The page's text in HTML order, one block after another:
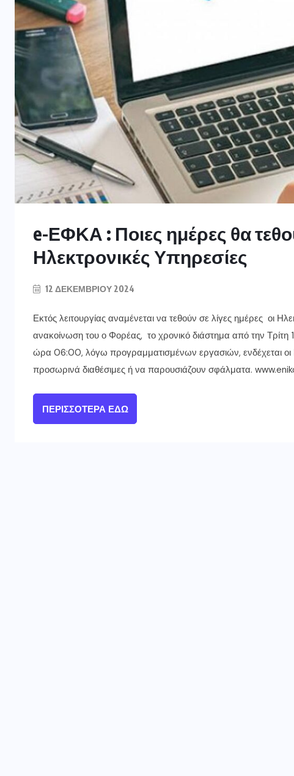
e-ΕΦΚΑ : Ποιες ημέρες θα
Ηλεκτρονικές Υπηρεσίες
12 ΔΕΚΕΜΒΡΊΟΥ 2024
Εκτός λειτουργίας αναμένεται να τεθούν σε λίγες ημέρες οι
ανακοίνωση του ο Φορέας, το χρονικό διάστημα από την
ώρα 06:00, λόγω προγραμματισμένων εργασιών, ενδέχεται
προσωρινά διαθέσιμες ή να παρουσιάζουν σφάλματα.
ΠΕΡΙΣΣΌΤΕΡΑ ΕΔΏ